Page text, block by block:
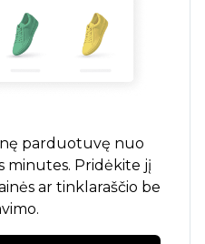
parduotuvę nuo
minutes. Pridėkite jį
ar tinklaraščio be